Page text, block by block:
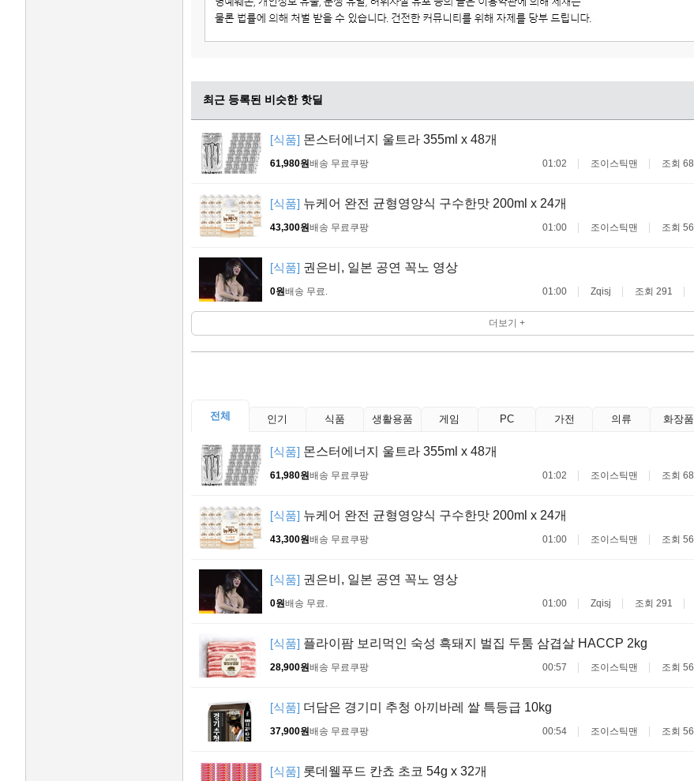
최근 등록된 비슷한 핫딜
[식품] 몬스터에너지 울트라 355ml x 48개
61,980원배송 무료 쿠팡 01:02 조이스틱맨 조회 68
[식품] 뉴케어 완전 균형영양식 구수한맛 200ml x 24개
43,300원배송 무료 쿠팡 01:00 조이스틱맨 조회 56
[식품] 권은비, 일본 공연 꼭노 영상
0원배송 무료 01:00 Zqisj 조회 291
더보기 +
전체 인기 식품 생활용품 게임 PC 가전 의류 화장품
[식품] 몬스터에너지 울트라 355ml x 48개
61,980원배송 무료 쿠팡 01:02 조이스틱맨 조회 68
[식품] 뉴케어 완전 균형영양식 구수한맛 200ml x 24개
43,300원배송 무료 쿠팡 01:00 조이스틱맨 조회 56
[식품] 권은비, 일본 공연 꼭노 영상
0원배송 무료 01:00 Zqisj 조회 291
[식품] 플라이팜 보리먹인 숙성 흑돼지 벌집 두툼 삼겹살 HACCP 2kg
28,900원배송 무료 쿠팡 00:57 조이스틱맨 조회 56
[식품] 더담은 경기미 추청 아끼바레 쌀 특등급 10kg
37,900원배송 무료 쿠팡 00:54 조이스틱맨 조회 56
[식품] 롯데웰푸드 칸쵸 초코 54g x 32개